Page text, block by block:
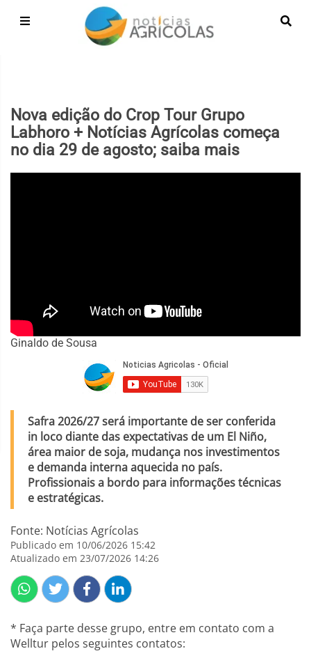
Nova edição do Crop Tour Grupo
Labhoro + Notícias Agrícolas começa
no dia 29 de agosto; saiba mais
Ginaldo de Sousa
Safra 2026/27 será importante de ser conferida
in loco diante das expectativas de um El Niño,
área maior de soja, mudança nos investimentos
e demanda interna aquecida no país.
Profissionais a bordo para informações técnicas
e estratégicas.
Fonte: Notícias Agrícolas
Publicado em 10/06/2026 15:42
Atualizado em 23/07/2026 14:26
* Faça parte desse grupo, entre em contato com a
Welltur pelos seguintes contatos: